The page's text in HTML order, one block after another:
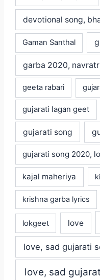
devotional song,
Gaman Santhal
garba 2020,
geeta rabari
gujarati lagan geet
gujarati song
gujarati song 2020,
kajal maheriya
krishna garba lyrics
lokgeet love
love, sad gujarati
love, sad